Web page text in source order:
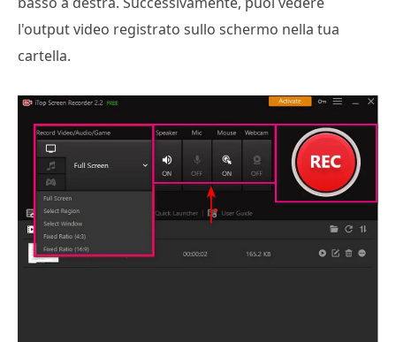
l'output video registrato sullo schermo nella tua
cartella.